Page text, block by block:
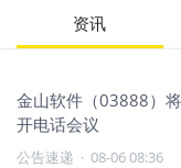
资讯
金山软件（03888）
开电话会议
公告速递 · 08-06 08:36